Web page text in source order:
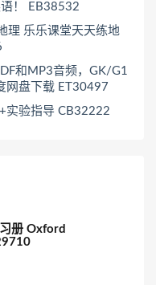
！ EB38532
理 乐乐课堂天天练地
和MP3音频，GK/G1
网盘下载 ET30497
实验指导 CB32222
册 Oxford